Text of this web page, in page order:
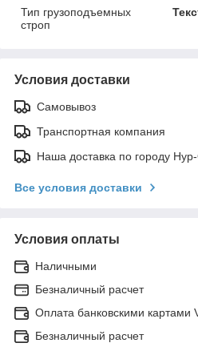
Тип грузоподъемных
строп
Условия доставки
Самовывоз
Транспортная компания
Наша доставка по городу
Все условия доставки
Условия оплаты
Наличными
Безналичный расчет
Оплата банковскими картами
Безналичный расчет